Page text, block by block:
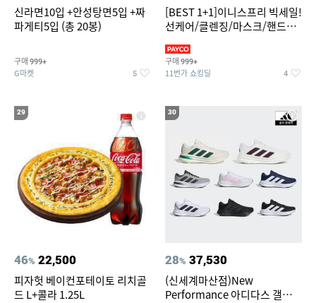
신라면10입 +안성탕면5입 +짜
파게티5입 (총 20봉)
구매 999+
G마켓 5
[BEST 1+1]이니스프리 빅세일!
선케어/클렌징/마스크/핸드크
구매 999+
11번가 쇼킹딜 4
29
46% 22,500
피자헛 베이컨포테이토 리치골
드 L+콜라 1.25L
30
28% 37,530
(신세계마산점)New
Performance 아디다스 갤럭시